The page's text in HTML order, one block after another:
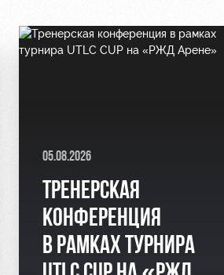
05.08.2026
ТРЕНЕРСКАЯ
КОНФЕРЕНЦИЯ
В РАМКАХ ТУРНИРА